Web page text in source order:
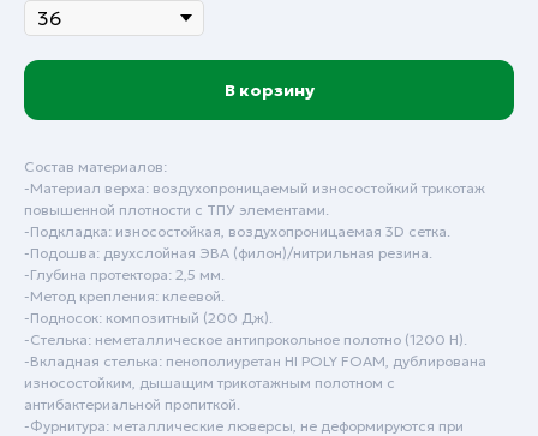
В корзину
Состав материалов:
-Материал верха: воздухопроницаемый износостойкий трикотаж
повышенной плотности с ТПУ элементами.
-Подкладка: износостойкая, воздухопроницаемая 3D сетка.
-Подошва: двухслойная ЭВА (филон)/нитрильная резина.
-Глубина протектора: 2,5 мм.
-Метод крепления: клеевой.
-Подносок: композитный (200 Дж).
-Стелька: неметаллическое антипрокольное полотно (1200 Н).
-Вкладная стелька: пенополиуретан HI POLY FOAM, дублирована
износостойким, дышащим трикотажным полотном с
антибактериальной пропиткой.
-Фурнитура: металлические люверсы, не деформируются при